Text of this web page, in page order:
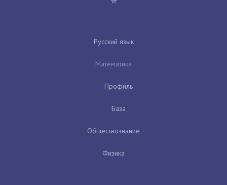
Русский язык
Математика
Профиль
База
Обществознание
Физика